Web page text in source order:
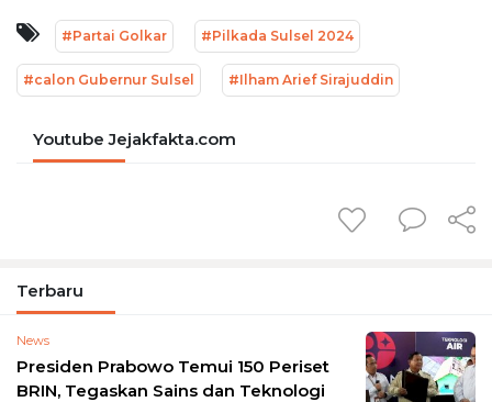
#Partai Golkar #Pilkada Sulsel 2024
#calon Gubernur Sulsel #Ilham Arief Sirajuddin
Youtube Jejakfakta.com
Terbaru
News
Presiden Prabowo Temui 150 Periset
BRIN, Tegaskan Sains dan Teknologi